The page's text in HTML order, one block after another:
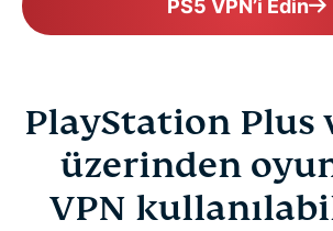
PS5 VPN’i Edin
PlayStation Plus
üzerinden
VPN